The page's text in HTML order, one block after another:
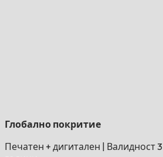
Глобално покритие
Печатен + дигитален
Валидност 3